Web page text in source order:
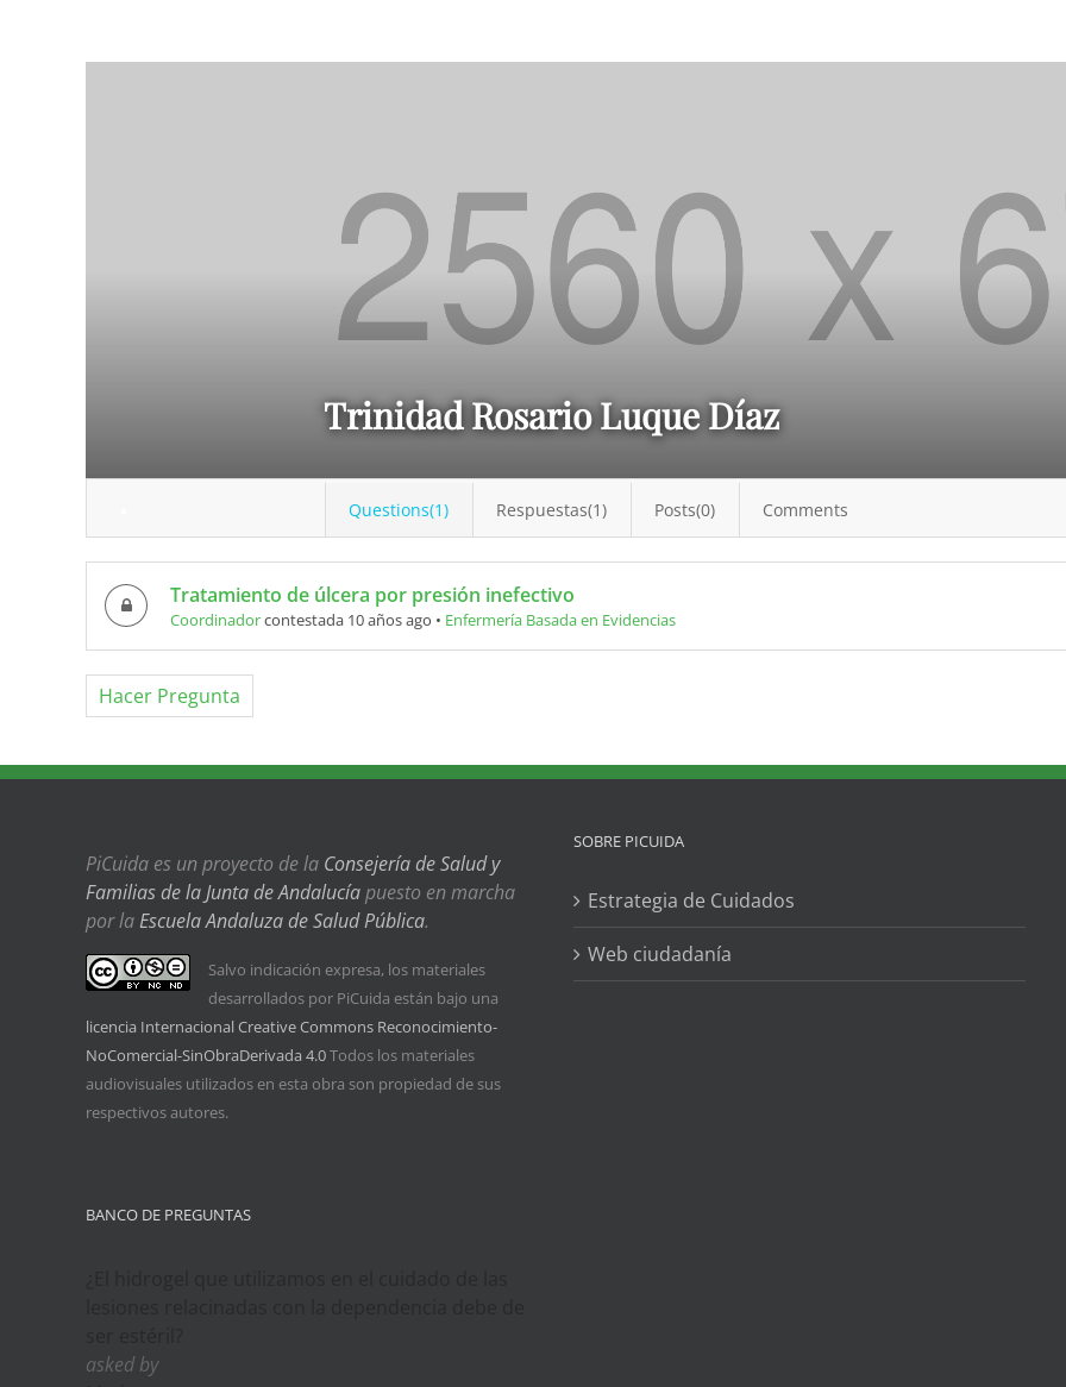
Trinidad Rosario Luque Díaz
Questions(1) Respuestas(1) Posts(0) Comments
Tratamiento de úlcera por presión inefectivo
Coordinadorcontestada 10 años ago • Enfermería Basada en Evidencias
Hacer Pregunta
PiCuida es un proyecto de la Consejería de Salud y
Familias de la Junta de Andalucíapuesto en marcha
por laEscuela Andaluza de Salud Pública.
Salvo indicación expresa, los materiales
desarrollados por PiCuida están bajo una
licencia Internacional Creative Commons Reconocimiento-
NoComercial-SinObraDerivada 4.0Todos los materiales
audiovisuales utilizados en esta obra son propiedad de sus
respectivos autores.
BANCO DE PREGUNTAS
asked by
SOBRE PICUIDA
Estrategia de Cuidados
Web ciudadanía